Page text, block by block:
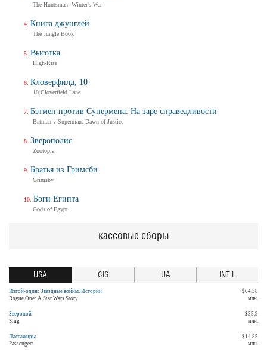
The Huntsman: Winter's War
Книга джунглей
The Jungle Book
Высотка
High-Rise
Кловерфилд, 10
10 Cloverfield Lane
Бэтмен против Супермена: На заре справедливости
Batman v Superman: Dawn of Justice
Зверополис
Zootopia
Братья из Гримсби
Grimsby
Боги Египта
Gods of Egypt
кассовые сборы
USA CIS UA INT'L
Изгой-один: Звёздные войны. Истории
Rogue One: A Star Wars Story
$64,38
млн.
Зверопой
Sing
$35,9
млн.
Пассажиры
Passengers
$14,85
млн.